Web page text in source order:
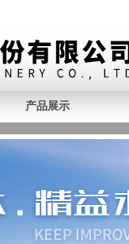
产品展示